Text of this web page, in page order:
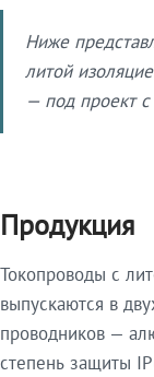
Ниже
литой
— под проект
Продукция
Токопроводы с
выпускаются в
проводников —
степень защиты